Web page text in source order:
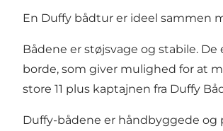
En Duffy bådtur er ideel sammen
Bådene er støjsvage og stabile.
borde, som giver mulighed for at
store 11 plus kaptajnen fra Duffy
Duffy-bådene er håndbyggede og